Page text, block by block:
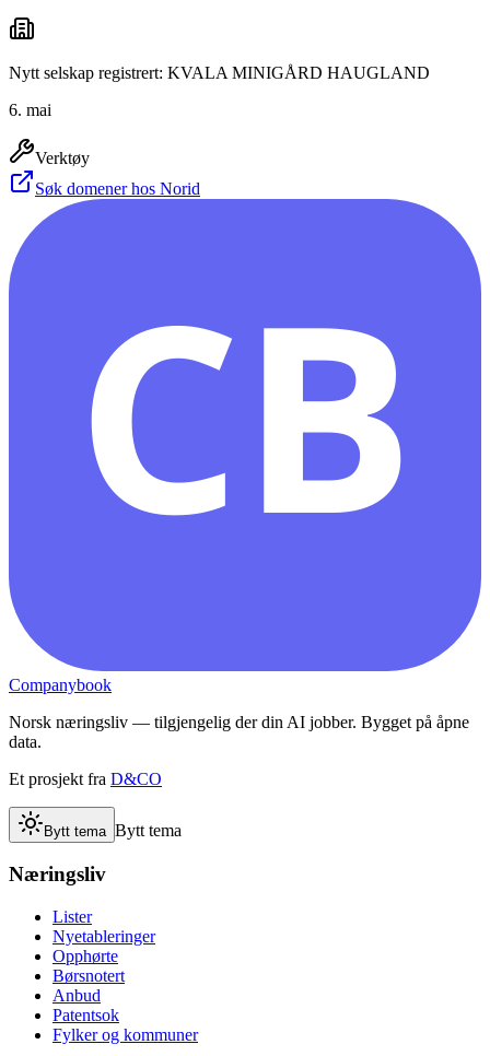
Nytt selskap registrert: KVALA MINIGÅRD HAUGLAND
6. mai
Verktøy
Søk domener hos Norid
CB
Companybook
Norsk næringsliv — tilgjengelig der din AI jobber. Bygget på åpne
data.
Et prosjekt fra D&CO
Bytt tema Bytt tema
Næringsliv
Lister
Nyetableringer
Opphørte
Børsnotert
Anbud
Patentsok
Fylker og kommuner